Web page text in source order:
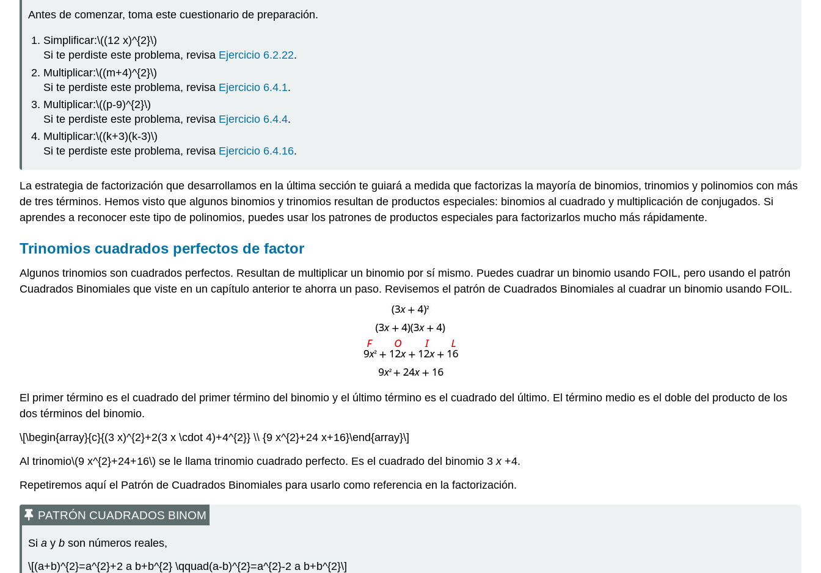
Antes de comenzar, toma este cuestionario de preparación.
Simplificar:\((12 x)^{2}\)
Si te perdiste este problema, revisa Ejercicio 6.2.22.
Multiplicar:\((m+4)^{2}\)
Si te perdiste este problema, revisa Ejercicio 6.4.1.
Multiplicar:\((p-9)^{2}\)
Si te perdiste este problema, revisa Ejercicio 6.4.4.
Multiplicar:\((k+3)(k-3)\)
Si te perdiste este problema, revisa Ejercicio 6.4.16.
La estrategia de factorización que desarrollamos en la última sección te guiará a medida que factorizas la mayoría de binomios, trinomios y polinomios con más
de tres términos. Hemos visto que algunos binomios y trinomios resultan de productos especiales: binomios al cuadrado y multiplicación de conjugados. Si
aprendes a reconocer este tipo de polinomios, puedes usar los patrones de productos especiales para factorizarlos mucho más rápidamente.
Trinomios cuadrados perfectos de factor
Algunos trinomios son cuadrados perfectos. Resultan de multiplicar un binomio por sí mismo. Puedes cuadrar un binomio usando FOIL, pero usando el patrón
Cuadrados Binomiales que viste en un capítulo anterior te ahorra un paso. Revisemos el patrón de Cuadrados Binomiales al cuadrar un binomio usando FOIL.
El primer término es el cuadrado del primer término del binomio y el último término es el cuadrado del último. El término medio es el doble del producto de los
dos términos del binomio.
\[\begin{array}{c}{(3 x)^{2}+2(3 x \cdot 4)+4^{2}} \\ {9 x^{2}+24 x+16}\end{array}\]
Al trinomio\(9 x^{2}+24+16\) se le llama trinomio cuadrado perfecto. Es el cuadrado del binomio 3 x+4.
Repetiremos aquí el Patrón de Cuadrados Binomiales para usarlo como referencia en la factorización.
PATRÓN CUADRADOS BINOM
Si a y b son números reales,
\[(a+b)^{2}=a^{2}+2 a b+b^{2} \qquad(a-b)^{2}=a^{2}-2 a b+b^{2}\]